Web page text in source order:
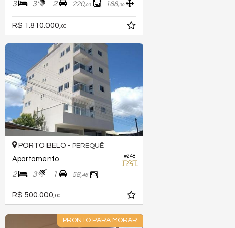
3 3 2 220,00 168,00
R$ 1.810.000, 00
#248
PORTO BELO - PEREQUÊ
Apartamento
2 3 1 58,46
R$ 500.000,00
PRONTO PARA MORAR